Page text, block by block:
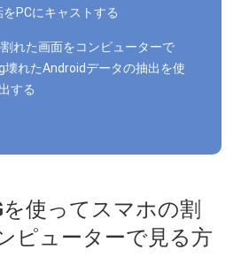
PCにキャストする
れた画面をコンピューターで
壊れたAndroidデータの抽出を使
する
使ってスマホの割
ピューターで見る方